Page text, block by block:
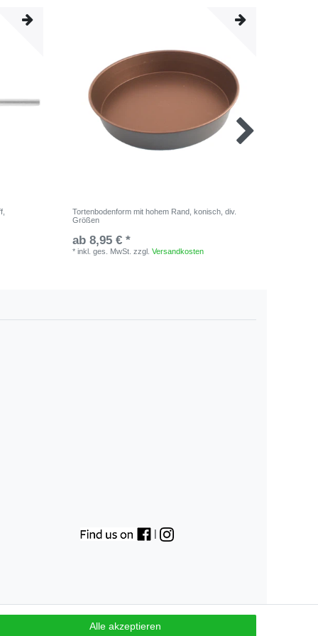
Tortenbodenform mit hohem Rand, konisch, div.
Größen
ab 8,95 € *
*inkl. ges. MwSt. zzgl.Versandkosten
|
Alle akzeptieren